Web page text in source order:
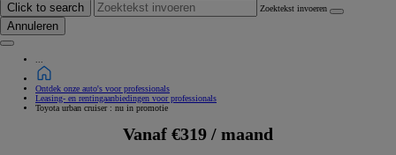
Click to search
Zoektekst invoeren
Annuleren
Ontdek onze auto's voor professionals
Leasing- en rentingaanbiedingen voor professionals
Toyota urban cruiser : nu in promotie
Vanaf €319 / maand